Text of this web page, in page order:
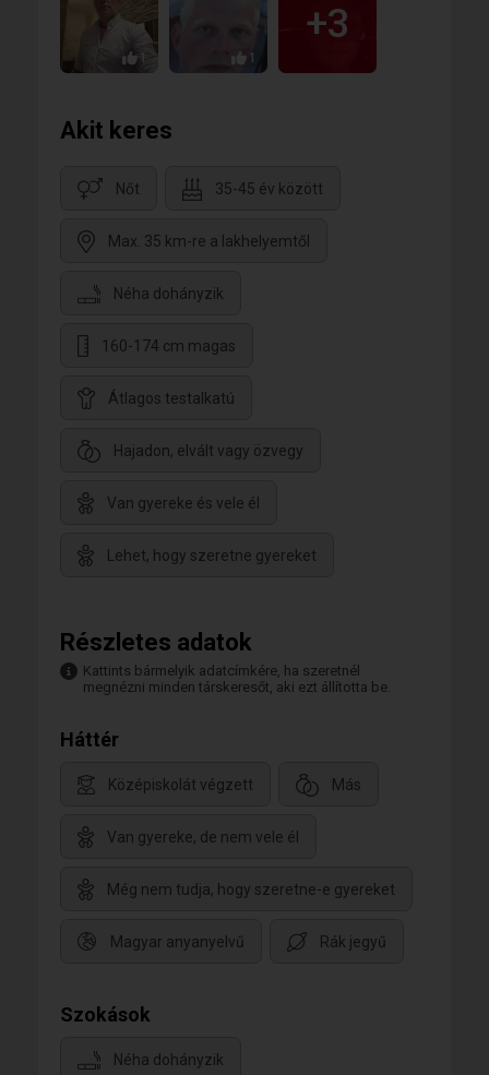
1 1
+3
Akit keres
Nőt 35-45 év között
Max. 35 km-re a lakhelyemtől
Néha dohányzik
160-174 cm magas
Átlagos testalkatú
Hajadon, elvált vagy özvegy
Van gyereke és vele él
Lehet, hogy szeretne gyereket
Részletes adatok
Kattints bármelyik adatcímkére, ha szeretnél
megnézni minden társkeresőt, aki ezt állította be.
Háttér
Középiskolát végzett Más
Van gyereke, de nem vele él
Még nem tudja, hogy szeretne-e gyereket
Magyar anyanyelvű Rák jegyű
Szokások
Néha dohányzik